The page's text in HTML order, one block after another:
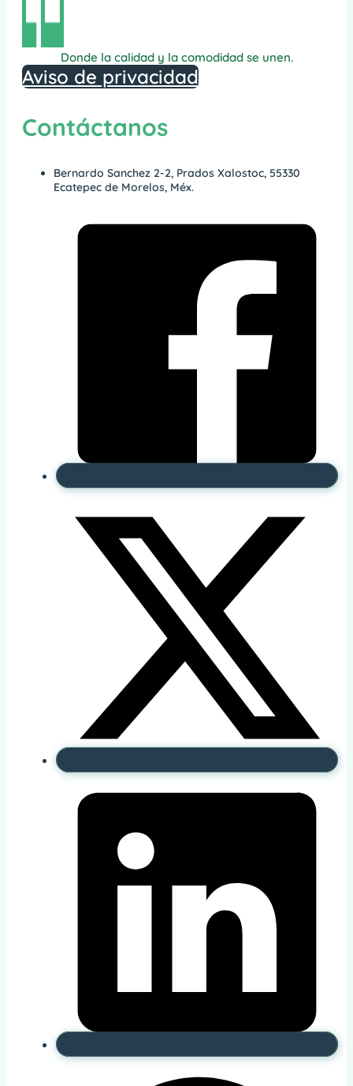
Donde la calidad y la comodidad se unen.
Aviso de privacidad
Contáctanos
Bernardo Sanchez 2-2, Prados Xalostoc, 55330
Ecatepec de Morelos, Méx.